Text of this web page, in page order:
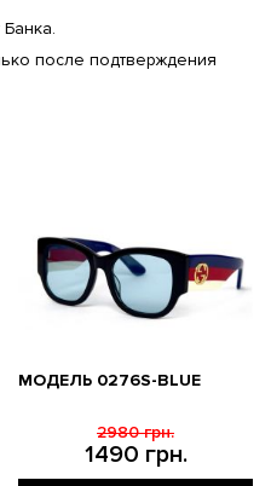
после подтверждения
МОДЕЛЬ 0276S-BLUE
1490 грн.
2980 грн.